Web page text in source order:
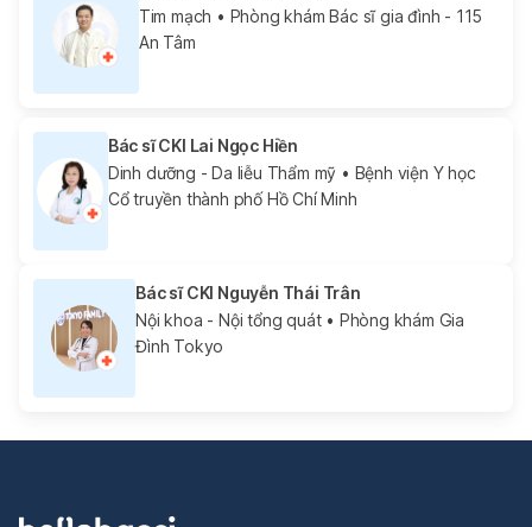
Tim mạch • Phòng khám Bác sĩ gia đình - 115
An Tâm
Bác sĩ CKI Lai Ngọc Hiền
Dinh dưỡng - Da liễu Thẩm mỹ • Bệnh viện Y học
Cổ truyền thành phố Hồ Chí Minh
Bác sĩ CKI Nguyễn Thái Trân
Nội khoa - Nội tổng quát• Phòng khám Gia
Đình Tokyo